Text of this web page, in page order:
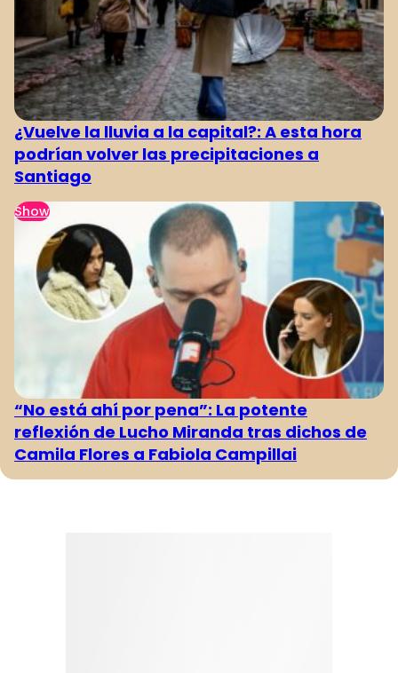
¿Vuelve la lluvia a la capital?: A esta hora
podrían volver las precipitaciones a
Santiago
Show
“No está ahí por pena”: La potente
reflexión de Lucho Miranda tras dichos de
Camila Flores a Fabiola Campillai